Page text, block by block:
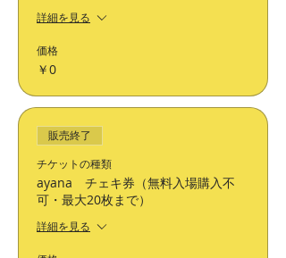
詳細を見る
価格
￥0
販売終了
チケットの種類
ayana チェキ券（無料入場購入不
可・最大20枚まで）
詳細を見る